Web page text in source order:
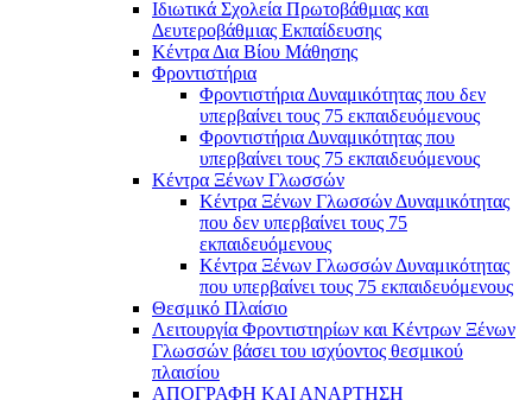
Ιδιωτικά Σχολεία Πρωτοβάθμιας και
Δευτεροβάθμιας Εκπαίδευσης
Κέντρα Δια Βίου Μάθησης
Φροντιστήρια
Φροντιστήρια Δυναμικότητας που δεν
υπερβαίνει τους 75 εκπαιδευόμενους
Φροντιστήρια Δυναμικότητας που
υπερβαίνει τους 75 εκπαιδευόμενους
Κέντρα Ξένων Γλωσσών
Kέντρα Ξένων Γλωσσών Δυναμικότητας
που δεν υπερβαίνει τους 75
εκπαιδευόμενους
Kέντρα Ξένων Γλωσσών Δυναμικότητας
που υπερβαίνει τους 75 εκπαιδευόμενους
Θεσμικό Πλαίσιο
Λειτουργία Φροντιστηρίων και Κέντρων Ξένων
Γλωσσών βάσει του ισχύοντος θεσμικού
πλαισίου
ΑΠΟΓΡΑΦΗ ΚΑΙ ΑΝΑΡΤΗΣΗ